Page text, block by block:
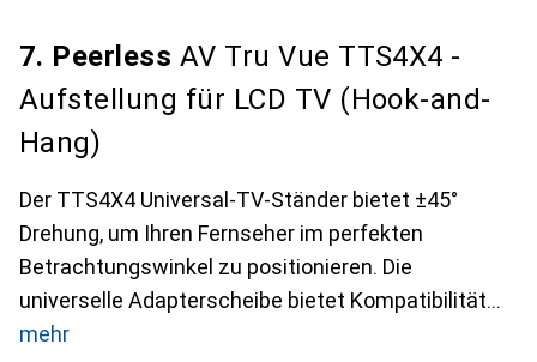
7. Peerless AV Tru Vue TTS4X4 -
Aufstellung für LCD TV (Hook-and-
Hang)
Der TTS4X4 Universal-TV-Ständer bietet ±45°
Drehung, um Ihren Fernseher im perfekten
Betrachtungswinkel zu positionieren. Die
universelle Adapterscheibe bietet Kompatibilität
mehr